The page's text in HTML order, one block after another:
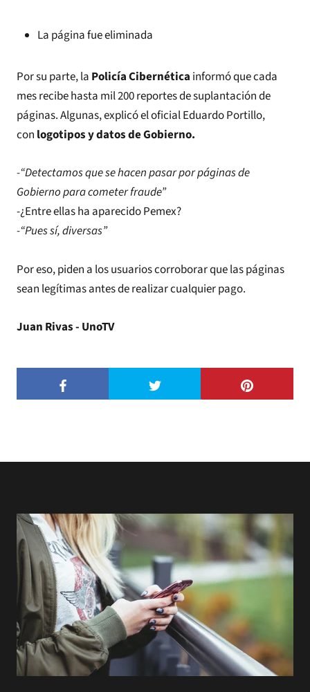
La página fue eliminada
Por su parte, la Policía Cibernética informó que cada
mes recibe hasta mil 200 reportes de suplantación de
páginas. Algunas, explicó el oficial Eduardo Portillo,
con logotipos y datos de Gobierno.
-“Detectamos que se hacen pasar por páginas de
Gobierno para cometer fraude”
-¿Entre ellas ha aparecido Pemex?
-“Pues sí, diversas”
Por eso, piden a los usuarios corroborar que las páginas
sean legítimas antes de realizar cualquier pago.
Juan Rivas - UnoTV